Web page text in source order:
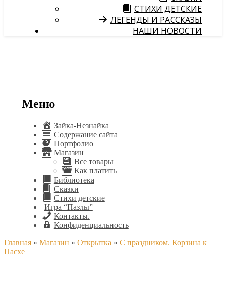
СТИХИ ДЕТСКИЕ
ЛЕГЕНДЫ И РАССКАЗЫ
НАШИ НОВОСТИ
Меню
Зайка-Незнайка
Содержание сайта
Портфолио
Магазин
Все товары
Как платить
Библиотека
Сказки
Стихи детские
Игра “Пазлы”
Контакты.
Конфиденциальность
Главная » Магазин » Открытка » С праздником. Корзина к
Пасхе